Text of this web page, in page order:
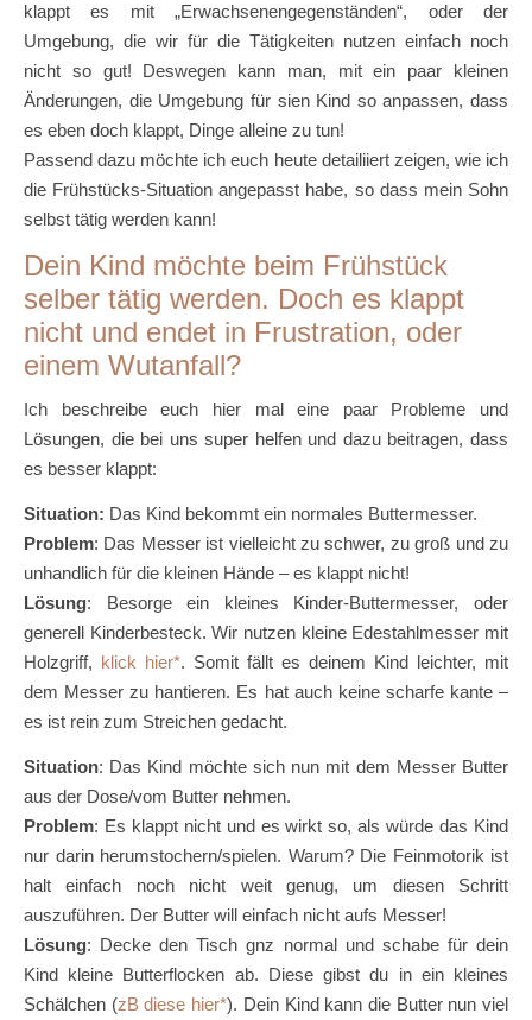
klappt es mit „Erwachsenengegenständen“, oder der
Umgebung, die wir für die Tätigkeiten nutzen einfach noch
nicht so gut! Deswegen kann man, mit ein paar kleinen
Änderungen, die Umgebung für sien Kind so anpassen, dass
es eben doch klappt, Dinge alleine zu tun!
Passend dazu möchte ich euch heute detailiiert zeigen, wie ich
die Frühstücks-Situation angepasst habe, so dass mein Sohn
selbst tätig werden kann!
Dein Kind möchte beim Frühstück
selber tätig werden. Doch es klappt
nicht und endet in Frustration, oder
einem Wutanfall?
Ich beschreibe euch hier mal eine paar Probleme und
Lösungen, die bei uns super helfen und dazu beitragen, dass
es besser klappt:
Situation: Das Kind bekommt ein normales Buttermesser.
Problem: Das Messer ist vielleicht zu schwer, zu groß und zu
unhandlich für die kleinen Hände – es klappt nicht!
Lösung: Besorge ein kleines Kinder-Buttermesser, oder
generell Kinderbesteck. Wir nutzen kleine Edestahlmesser mit
Holzgriff, klick hier . Somit fällt es deinem Kind leichter, mit
dem Messer zu hantieren. Es hat auch keine scharfe kante –
es ist rein zum Streichen gedacht.
Situation: Das Kind möchte sich nun mit dem Messer Butter
aus der Dose/vom Butter nehmen.
Problem: Es klappt nicht und es wirkt so, als würde das Kind
nur darin herumstochern/spielen. Warum? Die Feinmotorik ist
halt einfach noch nicht weit genug, um diesen Schritt
auszuführen. Der Butter will einfach nicht aufs Messer!
Lösung: Decke den Tisch gnz normal und schabe für dein
Kind kleine Butterflocken ab. Diese gibst du in ein kleines
Schälchen (zB diese hier ). Dein Kind kann die Butter nun viel